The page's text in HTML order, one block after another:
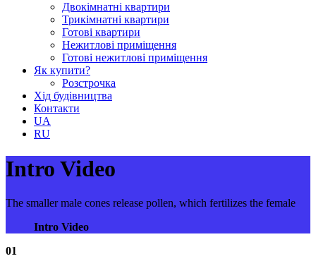
Двокімнатні квартири
Трикімнатні квартири
Готові квартири
Нежитлові приміщення
Готові нежитлові приміщення
Як купити?
Розстрочка
Хід будівництва
Контакти
UA
RU
Intro Video
The smaller male cones release pollen, which fertilizes the female
Intro Video
01